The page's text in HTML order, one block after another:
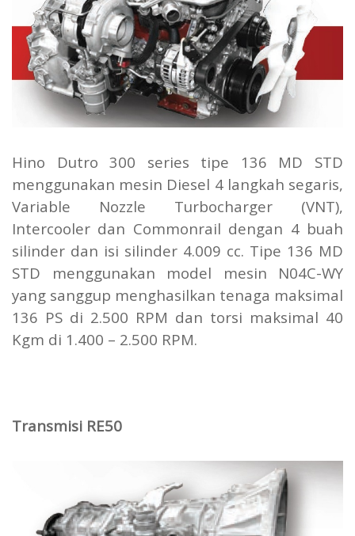
Hino Dutro 300 series tipe 136 MD STD
menggunakan mesin Diesel 4 langkah segaris,
Variable Nozzle Turbocharger (VNT),
Intercooler dan Commonrail dengan 4 buah
silinder dan isi silinder 4.009 cc. Tipe 136 MD
STD menggunakan model mesin N04C-WY
yang sanggup menghasilkan tenaga maksimal
136 PS di 2.500 RPM dan torsi maksimal 40
Kgm di 1.400 – 2.500 RPM.
Transmisi RE50